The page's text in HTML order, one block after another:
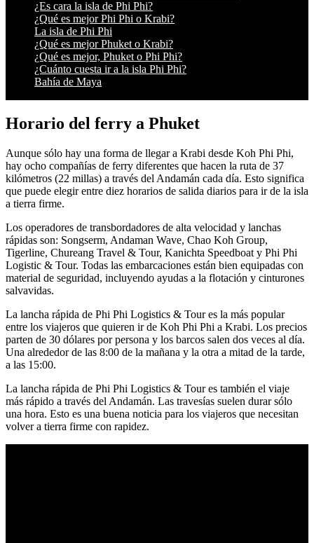
¿Es cara la isla de Phi Phi?
¿Qué es mejor Phi Phi o Krabi?
La isla de Phi Phi
¿Qué es mejor Phuket o Krabi?
¿Qué es mejor, Phuket o Phi Phi?
¿Cuánto cuesta ir a la isla Phi Phi?
Bahía de Maya
Horario del ferry a Phuket
Aunque sólo hay una forma de llegar a Krabi desde Koh Phi Phi,
hay ocho compañías de ferry diferentes que hacen la ruta de 37
kilómetros (22 millas) a través del Andamán cada día. Esto significa
que puede elegir entre diez horarios de salida diarios para ir de la isla
a tierra firme.
Los operadores de transbordadores de alta velocidad y lanchas
rápidas son: Songserm, Andaman Wave, Chao Koh Group,
Tigerline, Chureang Travel & Tour, Kanichta Speedboat y Phi Phi
Logistic & Tour. Todas las embarcaciones están bien equipadas con
material de seguridad, incluyendo ayudas a la flotación y cinturones
salvavidas.
La lancha rápida de Phi Phi Logistics & Tour es la más popular
entre los viajeros que quieren ir de Koh Phi Phi a Krabi. Los precios
parten de 30 dólares por persona y los barcos salen dos veces al día.
Una alrededor de las 8:00 de la mañana y la otra a mitad de la tarde,
a las 15:00.
La lancha rápida de Phi Phi Logistics & Tour es también el viaje
más rápido a través del Andamán. Las travesías suelen durar sólo
una hora. Esto es una buena noticia para los viajeros que necesitan
volver a tierra firme con rapidez.